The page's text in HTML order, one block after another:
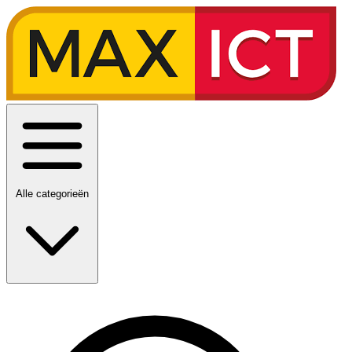
Alle categorieën